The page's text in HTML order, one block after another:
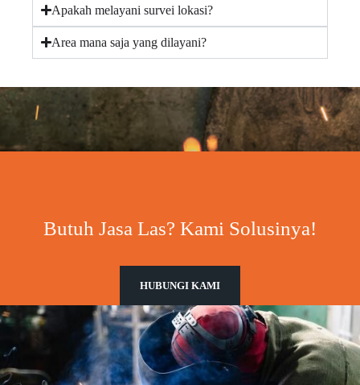
Apakah melayani survei lokasi?
Area mana saja yang dilayani?
Butuh Jasa Las? Kami Solusinya!
HUBUNGI KAMI